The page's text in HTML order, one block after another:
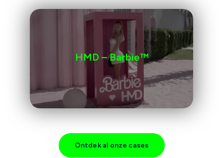
HMD – Barbie™️
Ontdek al onze cases